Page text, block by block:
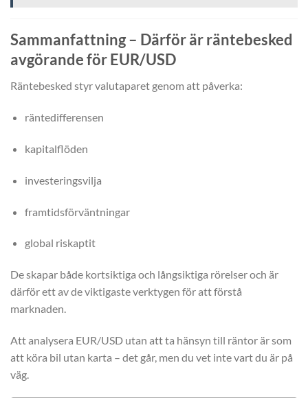
Sammanfattning – Därför är räntebesked
avgörande för EUR/USD
Räntebesked styr valutaparet genom att påverka:
räntedifferensen
kapitalflöden
investeringsvilja
framtidsförväntningar
global riskaptit
De skapar både kortsiktiga och långsiktiga rörelser och är
därför ett av de viktigaste verktygen för att förstå
marknaden.
Att analysera EUR/USD utan att ta hänsyn till räntor är som
att köra bil utan karta – det går, men du vet inte vart du är på
väg.